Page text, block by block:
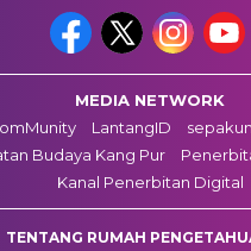
MEDIA NETWORK
LantangID
Budaya Kang Pur
Kanal Penerbitan Digital
TENTANG RUMAH